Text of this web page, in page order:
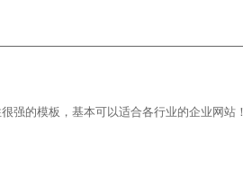
强的模板，基本可以适合各行业的企业网站！